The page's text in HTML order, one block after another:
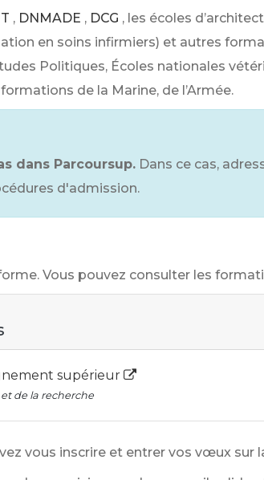
, DNMADE , DCG , les écoles
en soins infirmiers) et autres
Politiques, Écoles nationales
de la Marine, de l’Armée.
dans Parcoursup. Dans ce cas,
d'admission.
Vous pouvez consulter les
supérieur
de la recherche
vous inscrire et entrer vos vœux sur